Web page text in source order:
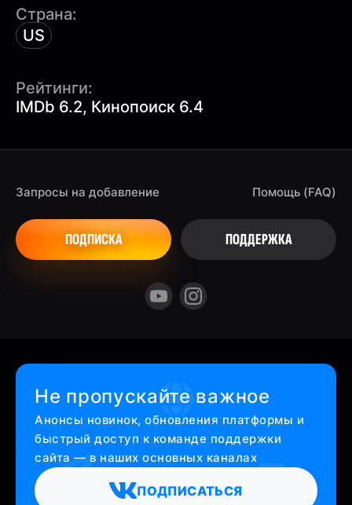
Страна:
US
Рейтинги:
IMDb 6.2, Кинопоиск 6.4
Запросы на добавление
ПОДПИСКА
Помощь (FAQ)
ПОДДЕРЖКА
Не пропускайте важное
Анонсы новинок, обновления платформы и
быстрый доступ к команде поддержки
сайта — в наших основных каналах
ПОДПИСАТЬСЯ